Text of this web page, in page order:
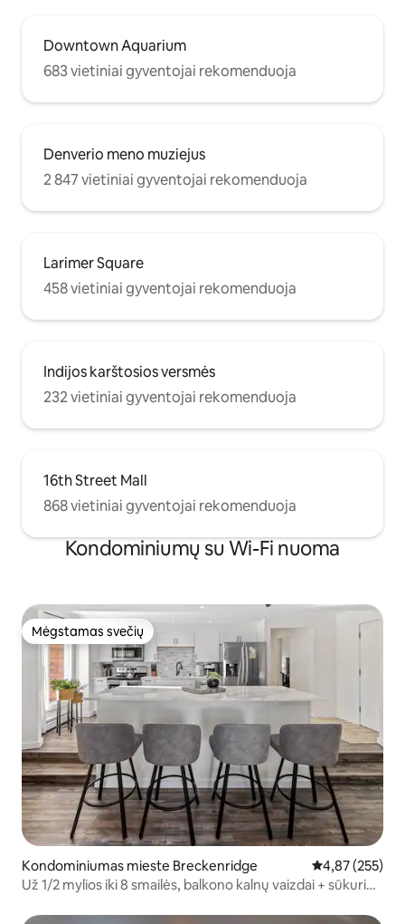
Downtown Aquarium
683 vietiniai gyventojai rekomenduoja
Denverio meno muziejus
2 847 vietiniai gyventojai rekomenduoja
Larimer Square
458 vietiniai gyventojai rekomenduoja
Indijos karštosios versmės
232 vietiniai gyventojai rekomenduoja
16th Street Mall
868 vietiniai gyventojai rekomenduoja
Kondominiumų su Wi-Fi nuoma
Mėgstamas svečių
Mėgstamas svečių
Kondominiumas mieste Breckenridge Vidutinis
4,87 (255)
Už 1/2 mylios iki 8 smailės, balkono kalnų vaizdai + sūkurinė